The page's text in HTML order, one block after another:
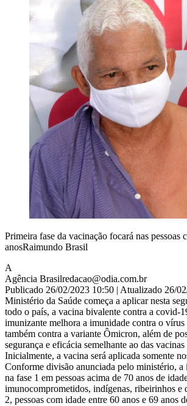
Primeira fase da vacinação focará nas pessoas
anosRaimundo Brasil
A
Agência Brasilredacao@odia.com.br
Publicado 26/02/2023 10:50 | Atualizado 26/
Ministério da Saúde começa a aplicar nesta
todo o país, a vacina bivalente contra a covid-
imunizante melhora a imunidade contra o
também contra a variante Ômicron, além de
segurança e eficácia semelhante ao das
Inicialmente, a vacina será aplicada somente
Conforme divisão anunciada pelo ministério, a
na fase 1 em pessoas acima de 70 anos de
imunocomprometidos, indígenas, ribeirinhos e
2, pessoas com idade entre 60 anos e 69 anos